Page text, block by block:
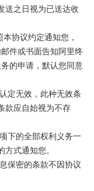
送之日视为已送达收
协议约定通知您，
件或书面告知阿里终
的申请，默认您同意
定无效，此种无效条
款应自始视为不存
下的全部权利义务一
式通知您。
保密的条款不因协议